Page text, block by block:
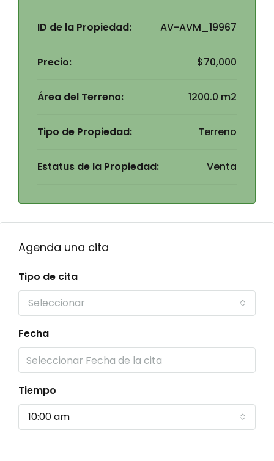
ID de la Propiedad: AV-AVM_19967
Precio: $70,000
Área del Terreno: 1200.0 m2
Tipo de Propiedad: Terreno
Estatus de la Propiedad: Venta
Agenda una cita
Tipo de cita
Seleccionar
Fecha
Tiempo
10:00 am